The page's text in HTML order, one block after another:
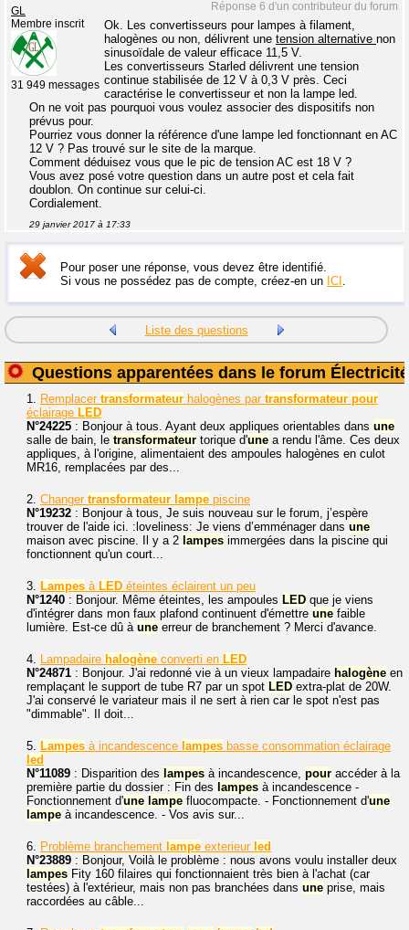
Réponse 6 d'un contributeur du forum
GL
Membre inscrit
31 949 messages
Ok. Les convertisseurs pour lampes à filament,
halogènes ou non, délivrent une tension alternative non
sinusoïdale de valeur efficace 11,5 V.
Les convertisseurs Starled délivrent une tension
continue stabilisée de 12 V à 0,3 V près. Ceci
caractérise le convertisseur et non la lampe led.
On ne voit pas pourquoi vous voulez associer des dispositifs non
prévus pour.
Pourriez vous donner la référence d'une lampe led fonctionnant en AC
12 V ? Pas trouvé sur le site de la marque.
Comment déduisez vous que le pic de tension AC est 18 V ?
Vous avez posé votre question dans un autre post et cela fait
doublon. On continue sur celui-ci.
Cordialement.
29 janvier 2017 à 17:33
Pour poser une réponse, vous devez être identifié.
Si vous ne possédez pas de compte, créez-en un ICI .
Liste des questions
Questions apparentées dans le forum Électricité
1. Remplacer transformateur halogènes par transformateur pour
éclairage LED
N°24225 : Bonjour à tous. Ayant deux appliques orientables dans une
salle de bain, le transformateur torique d'une a rendu l'âme. Ces deux
appliques, à l'origine, alimentaient des ampoules halogènes en culot
MR16, remplacées par des...
2. Changer transformateur lampe piscine
N°19232 : Bonjour à tous, Je suis nouveau sur le forum, j’espère
trouver de l'aide ici. :loveliness: Je viens d’emménager dans une
maison avec piscine. Il y a 2 lampes immergées dans la piscine qui
fonctionnent qu'un court...
3. Lampes à LED éteintes éclairent un peu
N°1240 : Bonjour. Même éteintes, les ampoules LED que je viens
d'intégrer dans mon faux plafond continuent d'émettre une faible
lumière. Est-ce dû à une erreur de branchement ? Merci d'avance.
4. Lampadaire halogène converti en LED
N°24871 : Bonjour. J'ai redonné vie à un vieux lampadaire halogène en
remplaçant le support de tube R7 par un spot LED extra-plat de 20W.
J'ai conservé le variateur mais il ne sert à rien car le spot n'est pas
"dimmable". Il doit...
5. Lampes à incandescence lampes basse consommation éclairage
led
N°11089 : Disparition des lampes à incandescence, pour accéder à la
première partie du dossier : Fin des lampes à incandescence -
Fonctionnement d'une lampe fluocompacte. - Fonctionnement d'une
lampe à incandescence. - Vos avis sur...
6. Problème branchement lampe exterieur led
N°23889 : Bonjour, Voilà le problème : nous avons voulu installer deux
lampes Fity 160 filaires qui fonctionnaient très bien à l'achat (car
testées) à l'extérieur, mais non pas branchées dans une prise, mais
raccordées au câble...